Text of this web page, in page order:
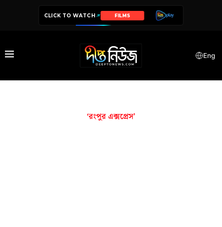
CLICK TO WATCH FILMS
Eng
‘রংপুর এক্সপ্রেস’